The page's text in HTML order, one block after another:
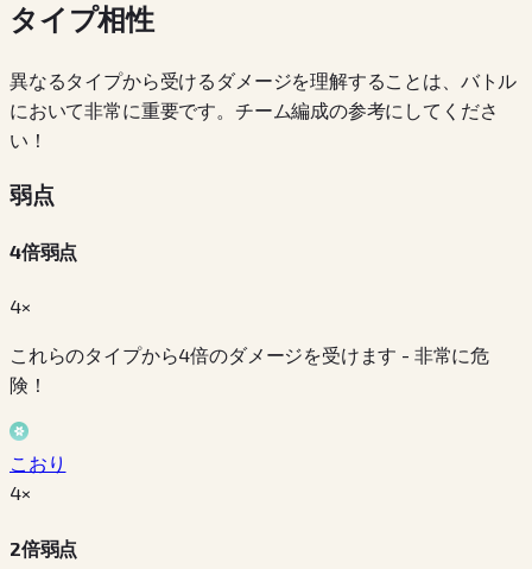
タイプ相性
異なるタイプから受けるダメージを理解することは、バトル
において非常に重要です。チーム編成の参考にしてくださ
い！
弱点
4倍弱点
4×
これらのタイプから4倍のダメージを受けます - 非常に危
険！
こおり
4×
2倍弱点